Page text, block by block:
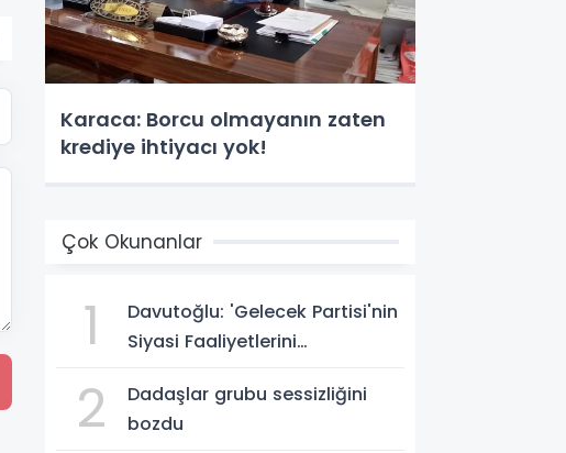
Karaca: Borcu olmayanın zaten
krediye ihtiyacı yok!
Çok Okunanlar
1
Davutoğlu: 'Gelecek Partisi'nin
Siyasi Faaliyetlerini
2
Dadaşlar grubu sessizliğini
bozdu